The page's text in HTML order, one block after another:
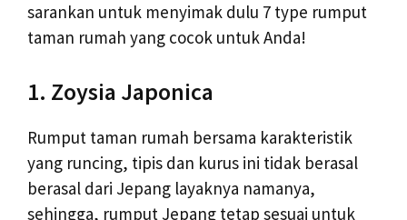
sarankan untuk menyimak dulu 7 type rumput
taman rumah yang cocok untuk Anda!
1. Zoysia Japonica
Rumput taman rumah bersama karakteristik
yang runcing, tipis dan kurus ini tidak berasal
berasal dari Jepang layaknya namanya,
sehingga, rumput Jepang tetap sesuai untuk